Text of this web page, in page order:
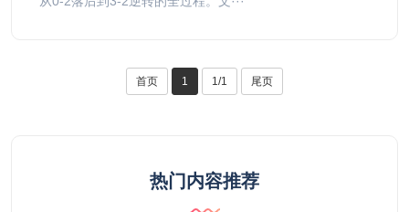
首页 1 1/1 尾页
热门内容推荐